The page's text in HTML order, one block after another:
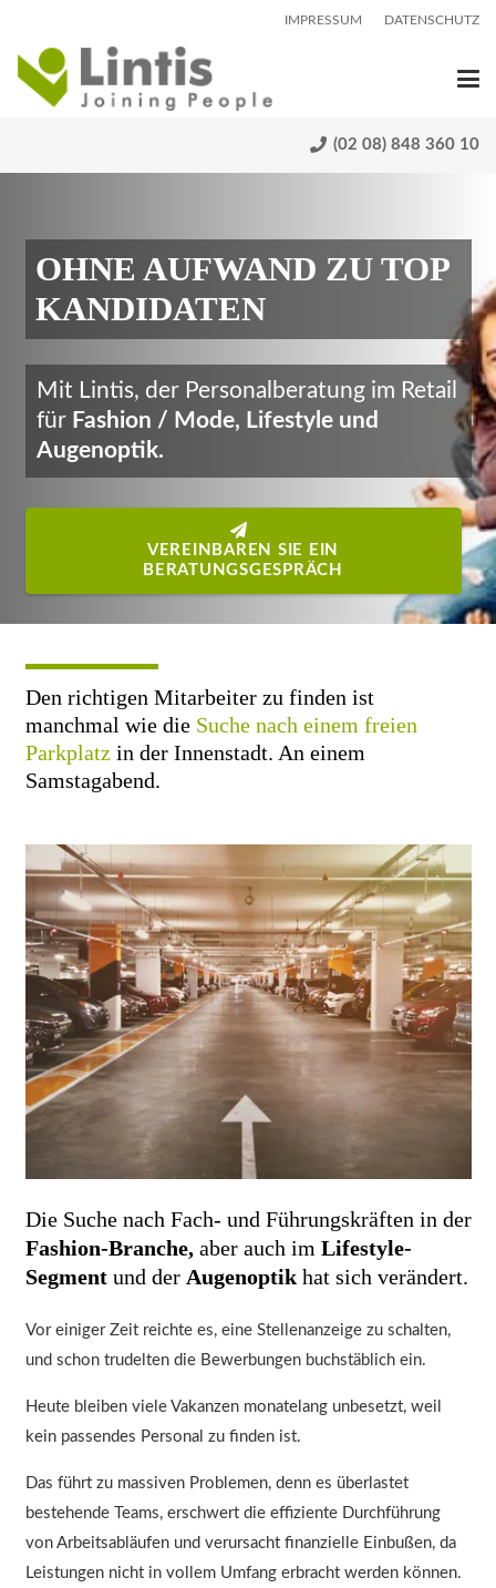
IMPRESSUM DATENSCHUTZ
(02 08) 848 360 10
OHNE AUFWAND ZU TOP
KANDIDATEN
Mit Lintis, der Personalberatung im Retail
für Fashion / Mode, Lifestyle und
Augenoptik.
VEREINBAREN SIE EIN
BERATUNGSGESPRÄCH
Den richtigen Mitarbeiter zu finden ist
manchmal wie die Suche nach einem freien
Parkplatzin der Innenstadt. An einem
Samstagabend.
Die Suche nach Fach- und Führungskräften in der
Fashion-Branche,aber auch im Lifestyle-
Segmentund der Augenoptikhat sich verändert.
Vor einiger Zeit reichte es, eine Stellenanzeige zu schalten,
und schon trudelten die Bewerbungen buchstäblich ein.
Heute bleiben viele Vakanzen monatelang unbesetzt, weil
kein passendes Personal zu finden ist.
Das führt zu massiven Problemen, denn es überlastet
bestehende Teams, erschwert die effiziente Durchführung
von Arbeitsabläufen und verursacht finanzielle Einbußen, da
Leistungen nicht in vollem Umfang erbracht werden können.